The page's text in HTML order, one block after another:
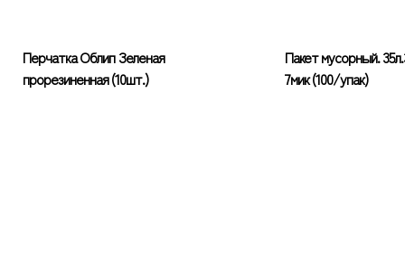
Перчатка Облип Зеленая
прорезиненная (10шт.)
Пакет мусорный.
7мик (100/упак)